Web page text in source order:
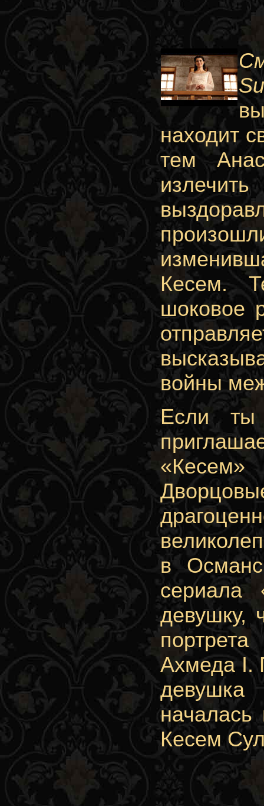
находит
тем
Кесем.
шоковое
войны
Если
в
сериала
девушку,
Ахмеда I.
Кесем